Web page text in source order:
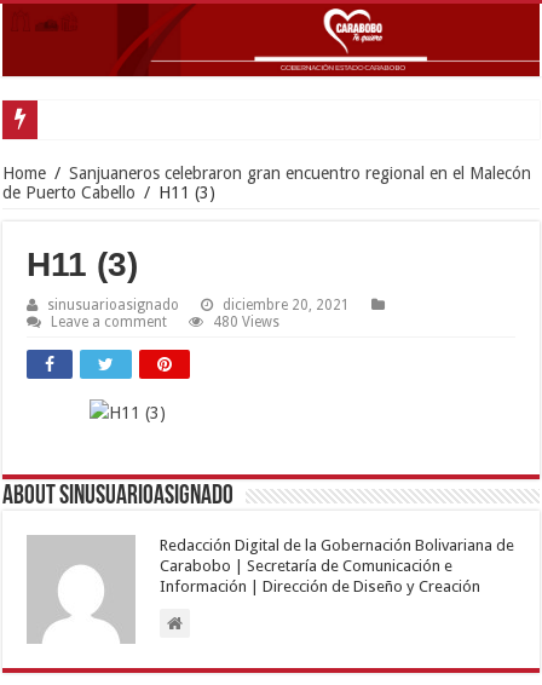
Home / Sanjuaneros celebraron gran encuentro regional en el Malecón
de Puerto Cabello / H11 (3)
H11 (3)
sinusuarioasignado
diciembre 20, 2021
Leave a comment
480 Views
About sinusuarioasignado
Redacción Digital de la Gobernación Bolivariana de
Carabobo | Secretaría de Comunicación e
Información | Dirección de Diseño y Creación